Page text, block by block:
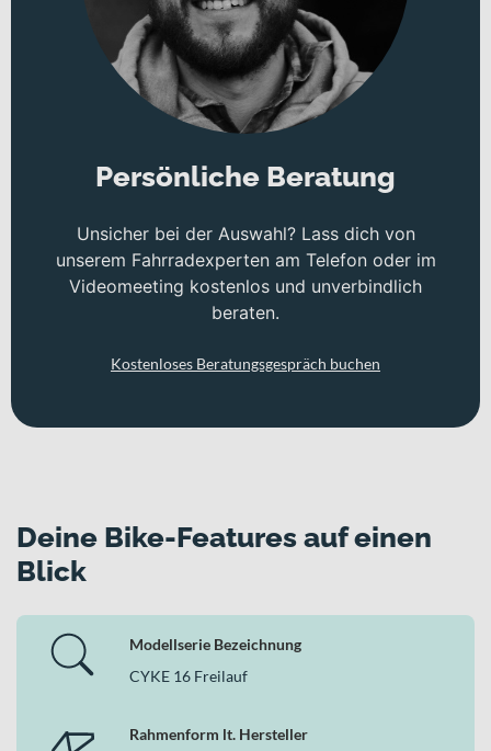
Persönliche Beratung
Unsicher bei der Auswahl? Lass dich von
unserem Fahrradexperten am Telefon oder im
Videomeeting kostenlos und unverbindlich
beraten.
Kostenloses Beratungsgespräch buchen
Deine Bike-Features auf einen
Blick
Modellserie Bezeichnung
CYKE 16 Freilauf
Rahmenform lt. Hersteller